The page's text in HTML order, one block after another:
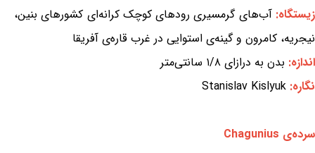
زیستگاه:آب‌های گرمسیری رودهای کوچک کرانه‌ای کشورهای بنین،
نیجریه، کامرون و گینه‌ی استوایی در غرب قاره‌ی آفریقا
اندازه: بدن به درازای ۱/۸ سانتی‌متر
نگاره: Stanislav Kislyuk
سرده‌ی Chagunius